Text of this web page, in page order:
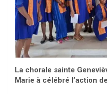
La chorale sainte
Marie à célébré l’action